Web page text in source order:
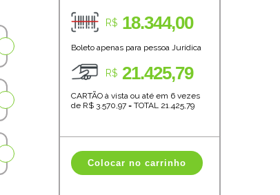
R$ 18.344,00
Boleto apenas para pessoa Jurídica
R$ 21.425,79
CARTÃO à vista ou até em 6 vezes
de R$ 3.570,97 =TOTAL 21.425,79
Colocar no carrinho